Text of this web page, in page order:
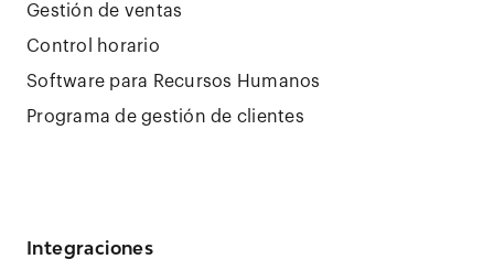
Gestión de ventas
Control horario
Software para Recursos Humanos
Programa de gestión de clientes
Integraciones